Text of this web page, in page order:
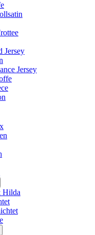
Jersey
Jersey
Hilda